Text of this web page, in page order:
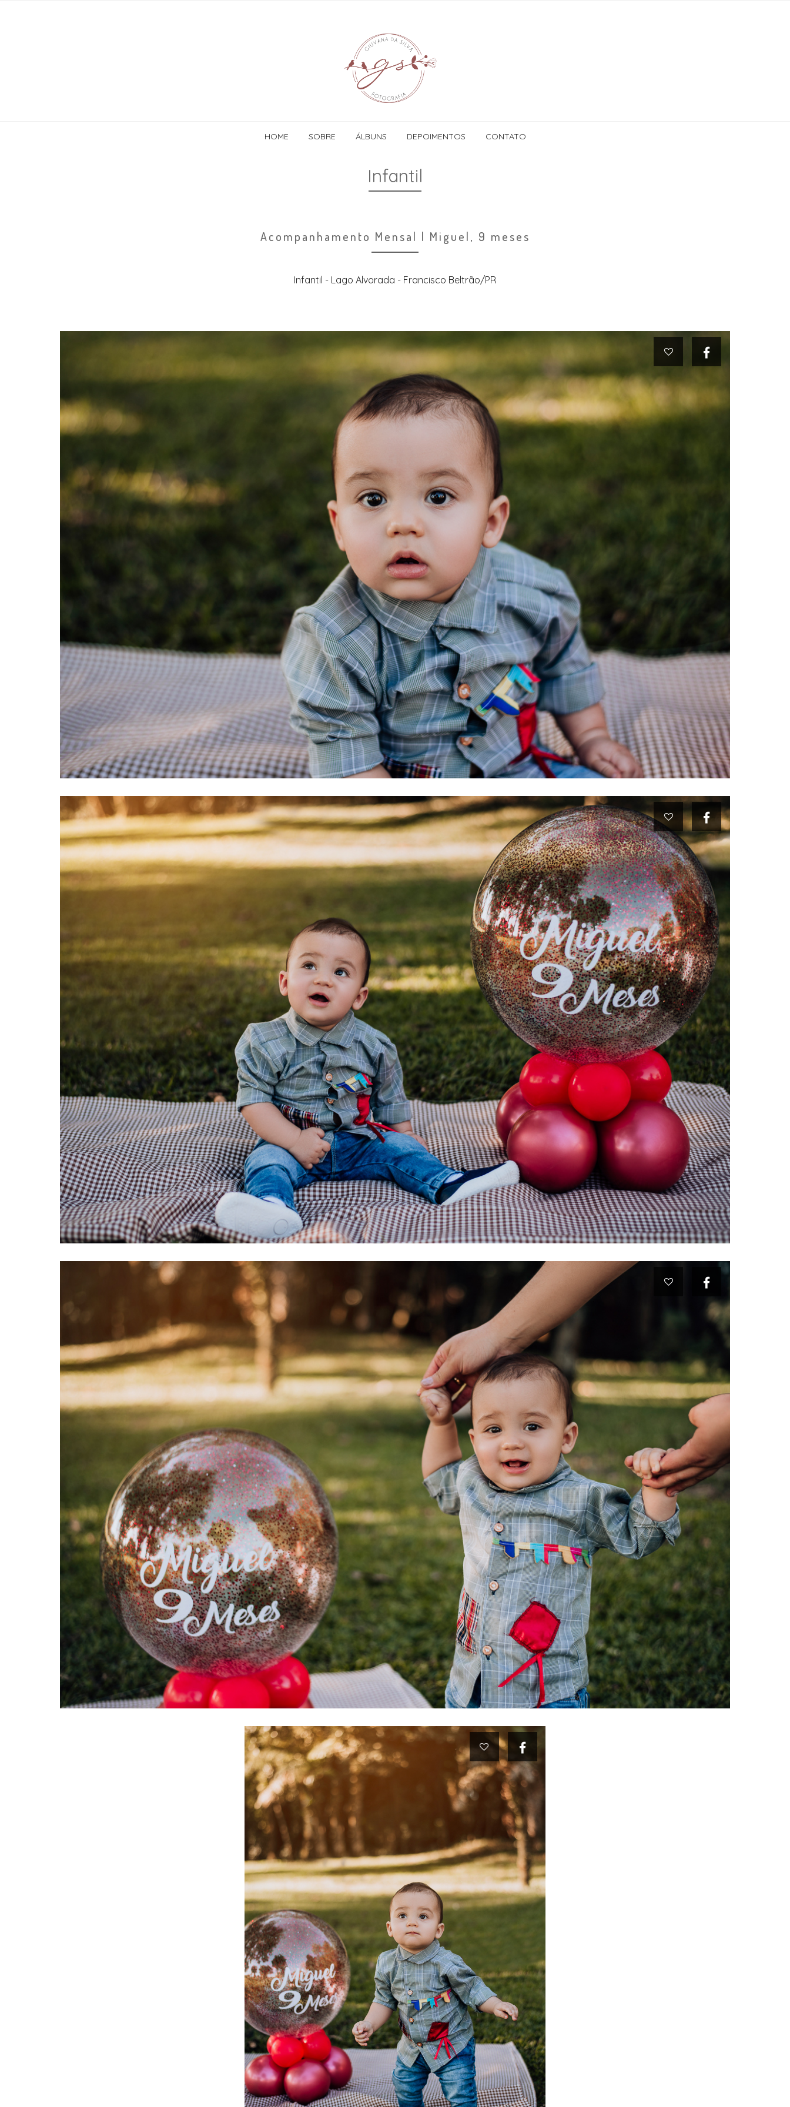
HOME SOBRE ÁLBUNS DEPOIMENTOS CONTATO
Infantil
Acompanhamento Mensal | Miguel, 9 meses
Infantil - Lago Alvorada - Francisco Beltrão/PR